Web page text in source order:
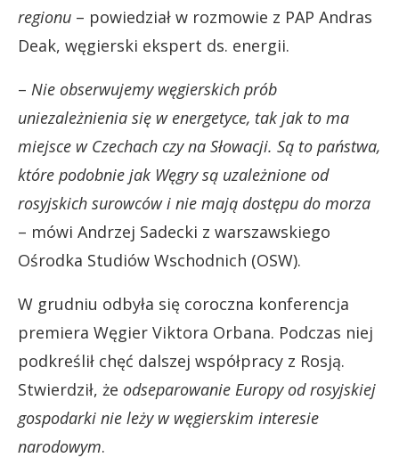
regionu – powiedział w rozmowie z PAP Andras
Deak, węgierski ekspert ds. energii.
– Nie obserwujemy węgierskich prób
uniezależnienia się w energetyce, tak jak to ma
miejsce w Czechach czy na Słowacji. Są to państwa,
które podobnie jak Węgry są uzależnione od
rosyjskich surowców i nie mają dostępu do morza
– mówi Andrzej Sadecki z warszawskiego
Ośrodka Studiów Wschodnich (OSW).
W grudniu odbyła się coroczna konferencja
premiera Węgier Viktora Orbana. Podczas niej
podkreślił chęć dalszej współpracy z Rosją.
Stwierdził, że odseparowanie Europy od rosyjskiej
gospodarki nie leży w węgierskim interesie
narodowym.